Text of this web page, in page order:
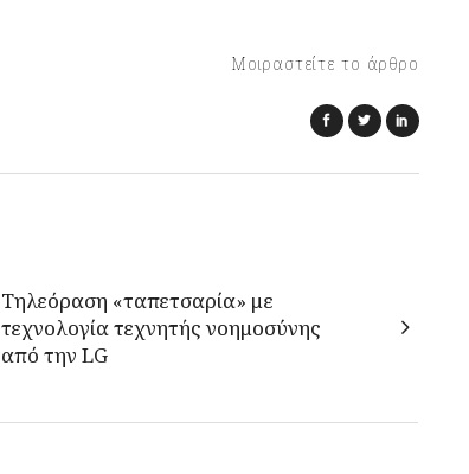
Μοιραστείτε το άρθρο
Τηλεόραση «ταπετσαρία» με
τεχνολογία τεχνητής νοημοσύνης
από την LG